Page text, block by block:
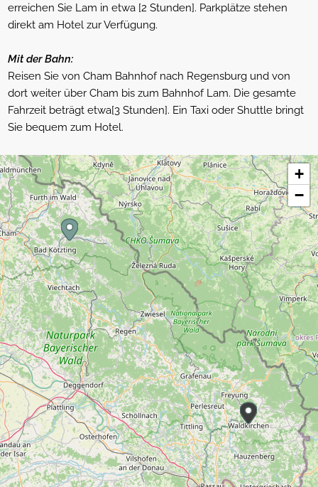
erreichen Sie Lam in etwa [2 Stunden]. Parkplätze stehen
direkt am Hotel zur Verfügung.
Mit der Bahn:
Reisen Sie von Cham Bahnhof nach Regensburg und von
dort weiter über Cham bis zum Bahnhof Lam. Die gesamte
Fahrzeit beträgt etwa[3 Stunden]. Ein Taxi oder Shuttle bringt
Sie bequem zum Hotel.
+
−